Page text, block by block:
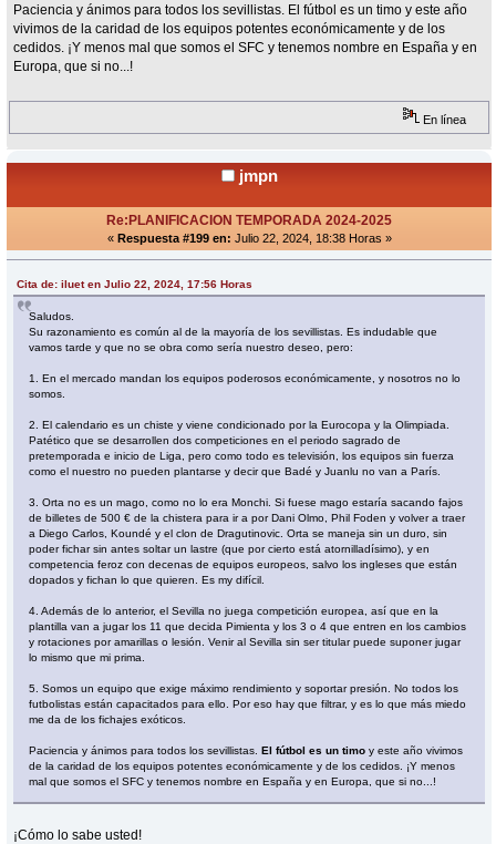
Paciencia y ánimos para todos los sevillistas. El fútbol es un timo y este año
vivimos de la caridad de los equipos potentes económicamente y de los
cedidos. ¡Y menos mal que somos el SFC y tenemos nombre en España y en
Europa, que si no...!
En línea
jmpn
Re:PLANIFICACION TEMPORADA 2024-2025
« Respuesta #199 en: Julio 22, 2024, 18:38 Horas »
Cita de: iluet en Julio 22, 2024, 17:56 Horas
Saludos.
Su razonamiento es común al de la mayoría de los sevillistas. Es indudable que
vamos tarde y que no se obra como sería nuestro deseo, pero:
1. En el mercado mandan los equipos poderosos económicamente, y nosotros no lo
somos.
2. El calendario es un chiste y viene condicionado por la Eurocopa y la Olimpiada.
Patético que se desarrollen dos competiciones en el periodo sagrado de
pretemporada e inicio de Liga, pero como todo es televisión, los equipos sin fuerza
como el nuestro no pueden plantarse y decir que Badé y Juanlu no van a París.
3. Orta no es un mago, como no lo era Monchi. Si fuese mago estaría sacando fajos
de billetes de 500 € de la chistera para ir a por Dani Olmo, Phil Foden y volver a traer
a Diego Carlos, Koundé y el clon de Dragutinovic. Orta se maneja sin un duro, sin
poder fichar sin antes soltar un lastre (que por cierto está atornilladísimo), y en
competencia feroz con decenas de equipos europeos, salvo los ingleses que están
dopados y fichan lo que quieren. Es my difícil.
4. Además de lo anterior, el Sevilla no juega competición europea, así que en la
plantilla van a jugar los 11 que decida Pimienta y los 3 o 4 que entren en los cambios
y rotaciones por amarillas o lesión. Venir al Sevilla sin ser titular puede suponer jugar
lo mismo que mi prima.
5. Somos un equipo que exige máximo rendimiento y soportar presión. No todos los
futbolistas están capacitados para ello. Por eso hay que filtrar, y es lo que más miedo
me da de los fichajes exóticos.
Paciencia y ánimos para todos los sevillistas.El fútbol es un timo y este año vivimos
de la caridad de los equipos potentes económicamente y de los cedidos. ¡Y menos
mal que somos el SFC y tenemos nombre en España y en Europa, que si no...!
¡Cómo lo sabe usted!